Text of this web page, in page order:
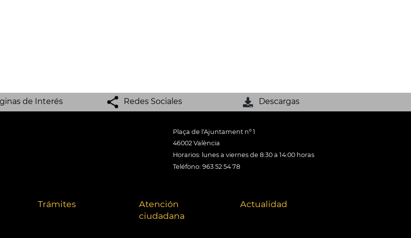
de Interés Redes Sociales Descargas
Plaça de l'Ajuntament nº 1
46002 València
Horarios: lunes a viernes de 8:30 a 14:00 horas
Teléfono: 963 52 54 78
Trámites
Atención
ciudadana
Actualidad